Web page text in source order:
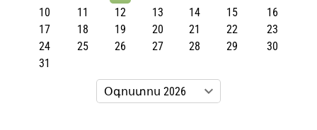
10
11 12 13 14 15
16
17
18 19 20 21 22
23
24
25 26 27 28 29
30
31